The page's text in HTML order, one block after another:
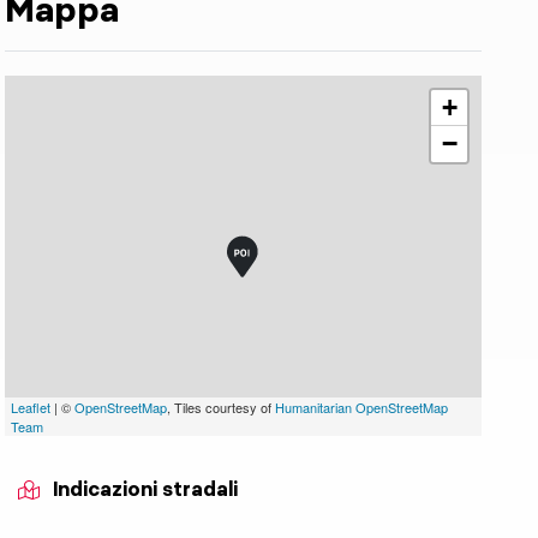
Mappa
+
−
Leaflet | ©OpenStreetMap, Tiles courtesy of Humanitarian OpenStreetMap
Team
Indicazioni stradali